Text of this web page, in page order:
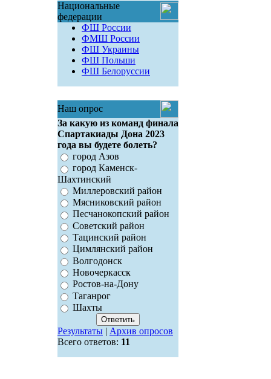
Национальные
федерации
ФШ России
ФМШ России
ФШ Украины
ФШ Польши
ФШ Белоруссии
Наш опрос
За какую из команд финала
Спартакиады Дона 2023
года вы будете болеть?
город Азов
город Каменск-
Шахтинский
Миллеровский район
Мясниковский район
Песчанокопский район
Советский район
Тацинский район
Цимлянский район
Волгодонск
Новочеркасск
Ростов-на-Дону
Таганрог
Шахты
Результаты| Архив опросов
Всего ответов: 11